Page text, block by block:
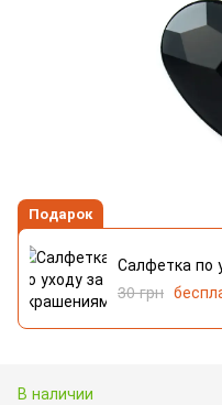
Подарок
Салфетка по
30 грн
В наличии